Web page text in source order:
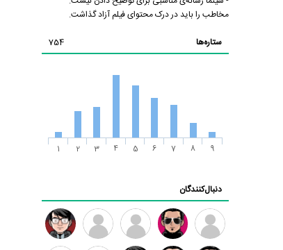
مخاطب را باید در درک محتوای فیلم آزاد گذاشت.
ستاره‌ها
754
1 2 3 4 5 6 7 8 9
دنبال‌کنندگان